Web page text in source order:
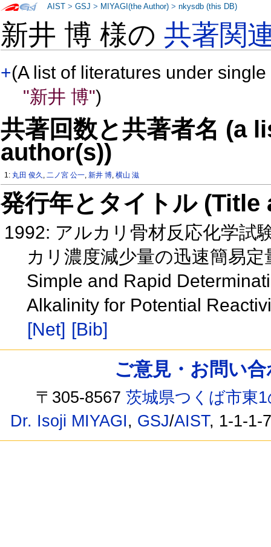
新井 博 様の共著関
+(A list of literatures under
"新井 博")
共著回数と共著者名 (a
author(s))
1: 丸田 俊久 ,二ノ宮 公一,新井 博,横山 滋
発行年とタイトル
1992: アルカリ骨材反応化学試
カリ濃度減少量の迅速簡易
Simple and Rapid
Alkalinity for Potential
[Net] [Bib]
AIST >GSJ > MIYAGI(the Author) >nkysdb (this DB)
ご意見・お問い
〒305-8567茨城県つくば市東
Dr. Isoji MIYAGI, GSJ/AIST, 1-1-1-